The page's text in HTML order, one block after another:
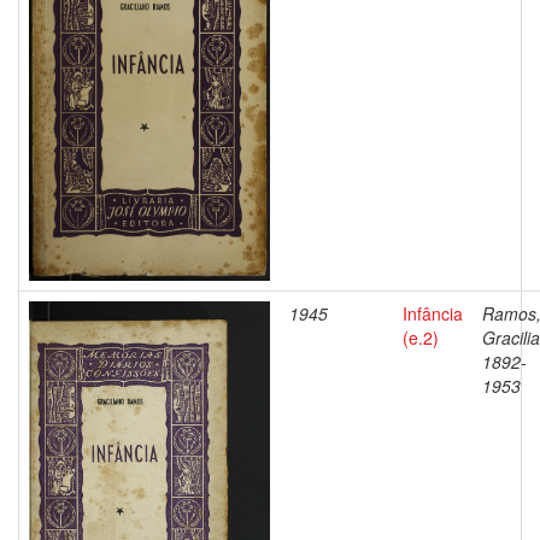
1945
Infância
(e.2)
Ramos,
1892-
1953